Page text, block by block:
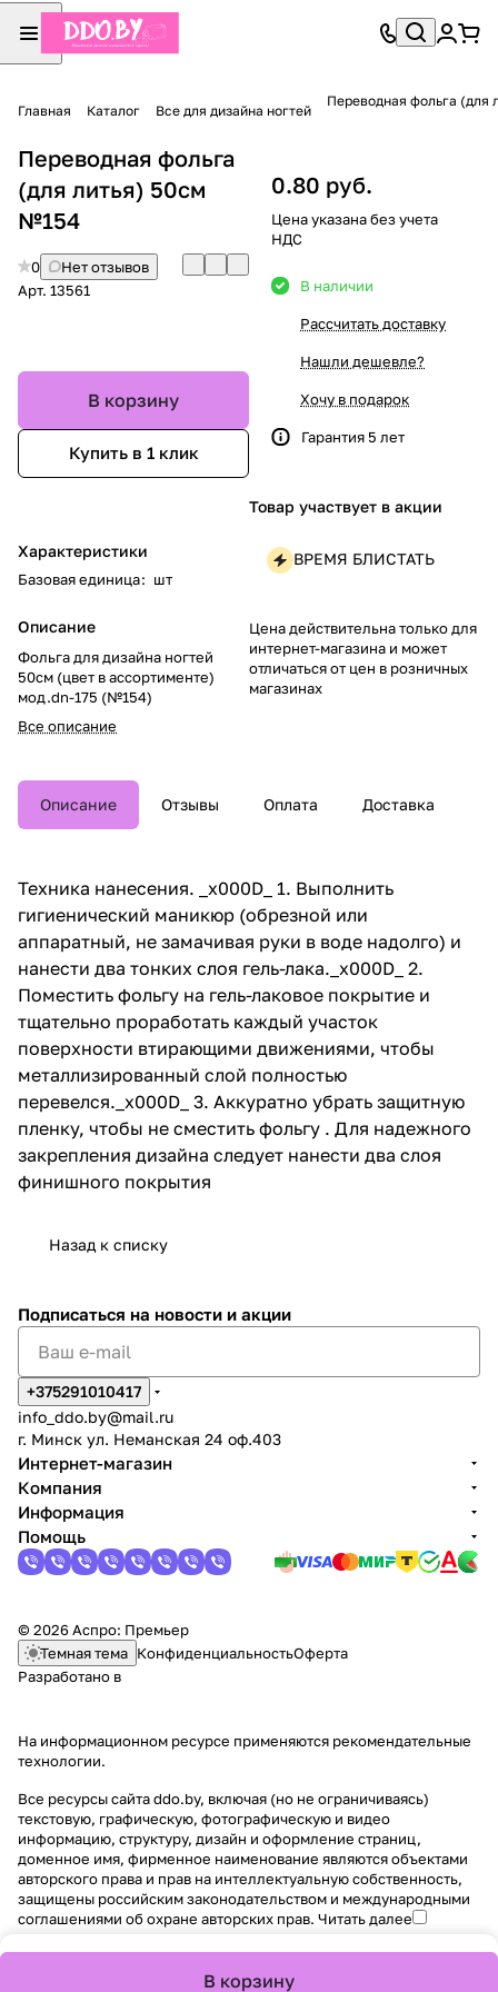
Главная Каталог Все для дизайна ногтей
Переводная фольга (для
Переводная фольга
(для литья) 50см
№154
0
Нет отзывов
Арт. 13561
В корзину
Купить в 1 клик
Характеристики
Базовая единица: шт
Описание
Фольга для дизайна ногтей
50см (цвет в ассортименте)
мод.dn-175 (№154)
Все описание
0.80 руб.
Цена указана без учета
НДС
В наличии
Рассчитать доставку
Нашли дешевле?
Хочу в подарок
Гарантия 5 лет
Товар участвует в акции
ВРЕМЯ БЛИСТАТЬ
Цена действительна только для
интернет-магазина и может
отличаться от цен в розничных
магазинах
Описание Отзывы Оплата Доставка
Техника нанесения. _x000D_ 1. Выполнить
гигиенический маникюр (обрезной или
аппаратный, не замачивая руки в воде надолго) и
нанести два тонких слоя гель-лака._x000D_ 2.
Поместить фольгу на гель-лаковое покрытие и
тщательно проработать каждый участок
поверхности втирающими движениями, чтобы
металлизированный слой полностью
перевелся._x000D_ 3. Аккуратно убрать защитную
пленку, чтобы не сместить фольгу . Для надежного
закрепления дизайна следует нанести два слоя
финишного покрытия
Назад к списку
В корзину
Подписаться на новости и акции
+375291010417
info_ddo.by@mail.ru
г. Минск ул. Неманская 24 оф.403
Интернет-магазин
Компания
Информация
Помощь
© 2026 Аспро: Премьер
Темная тема КонфиденциальностьОферта
Разработано в
На информационном ресурсе применяются рекомендательные
технологии.
Все ресурсы сайта ddo.by, включая (но не ограничиваясь)
текстовую, графическую, фотографическую и видео
информацию, структуру, дизайн и оформление страниц,
доменное имя, фирменное наименование являются объектами
авторского права и прав на интеллектуальную собственность,
защищены российским законодательством и международными
соглашениями об охране авторских прав. Читать далее